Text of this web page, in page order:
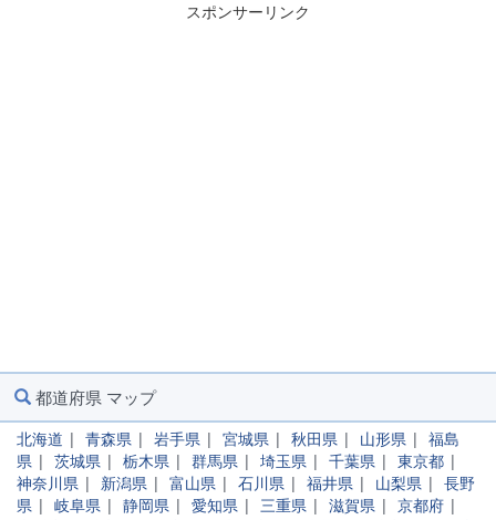
スポンサーリンク
都道府県 マップ
北海道 | 青森県 | 岩手県 | 宮城県 | 秋田県 | 山形県 | 福島
県 | 茨城県 | 栃木県 | 群馬県 | 埼玉県 | 千葉県 | 東京都 |
神奈川県 | 新潟県 | 富山県 | 石川県 | 福井県 | 山梨県 | 長野
県 | 岐阜県 | 静岡県 | 愛知県 | 三重県 | 滋賀県 | 京都府 |